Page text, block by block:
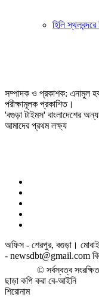
হিলি
সম্পাদক ও প্রকাশক: এনামুল
পরীক্ষামূলক প্রকাশিত।
'বগুড়া টাইমস' বাংলাদেশের
আমাদের প্রথম লক্ষ্য
অফিস - শেরপুর, বগুড়া।
- newsdbt@gmail.com
© সর্বস্বত্ব
ছাড়া কপি করা বে-আইনি
শিরোনাম